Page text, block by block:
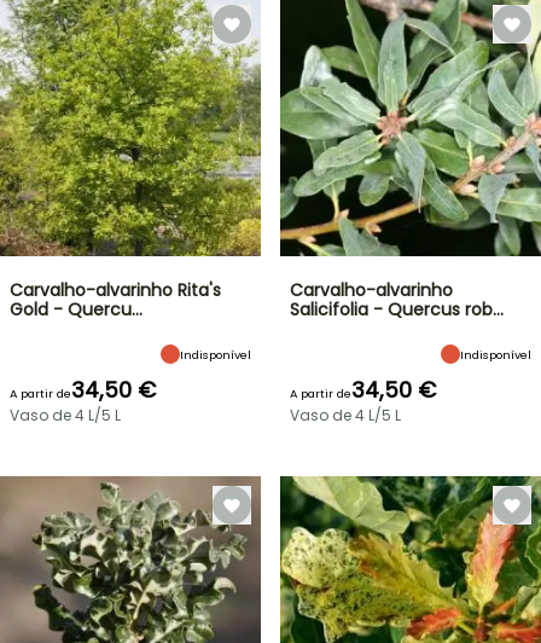
Carvalho-alvarinho Rita's
Gold - Quercu…
Indisponível
A partir de34,50 €
Vaso de 4 L/5 L
Carvalho-alvarinho
Salicifolia - Quercus rob…
Indisponível
A partir de34,50 €
Vaso de 4 L/5 L